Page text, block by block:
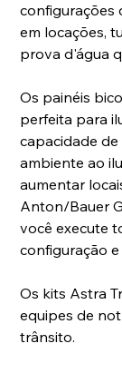
configurações
em locações,
prova d'água
Os painéis
perfeita para
capacidade
ambiente ao
aumentar
Anton/Bauer
você execute
configuração
Os kits Astra
equipes de
trânsito.